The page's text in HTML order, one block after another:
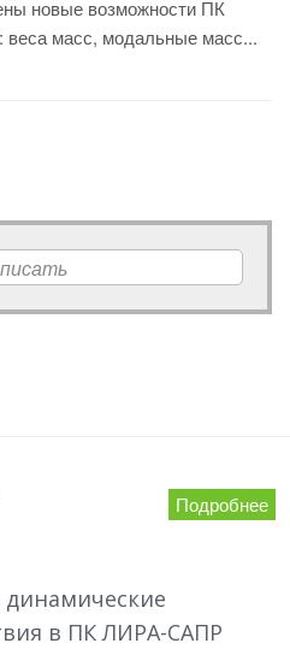
новые возможности ПК
масс, модальные масс...
Подробнее
динамические
в ПК ЛИРА-САПР